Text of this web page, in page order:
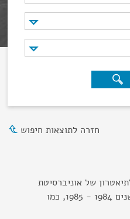
חזרה לתוצאות חיפוש
של אוניברסיטת
תל אביב. שיחק ב"הבימה" בין השנים 1984 - 1985, כמו